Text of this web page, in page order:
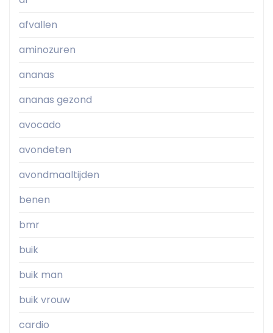
afvallen
aminozuren
ananas
ananas gezond
avocado
avondeten
avondmaaltijden
benen
bmr
buik
buik man
buik vrouw
cardio